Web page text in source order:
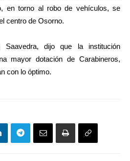
en torno al robo de vehículos, se
centro de Osorno.
Saavedra, dijo que la institución
mayor dotación de Carabineros,
con lo óptimo.